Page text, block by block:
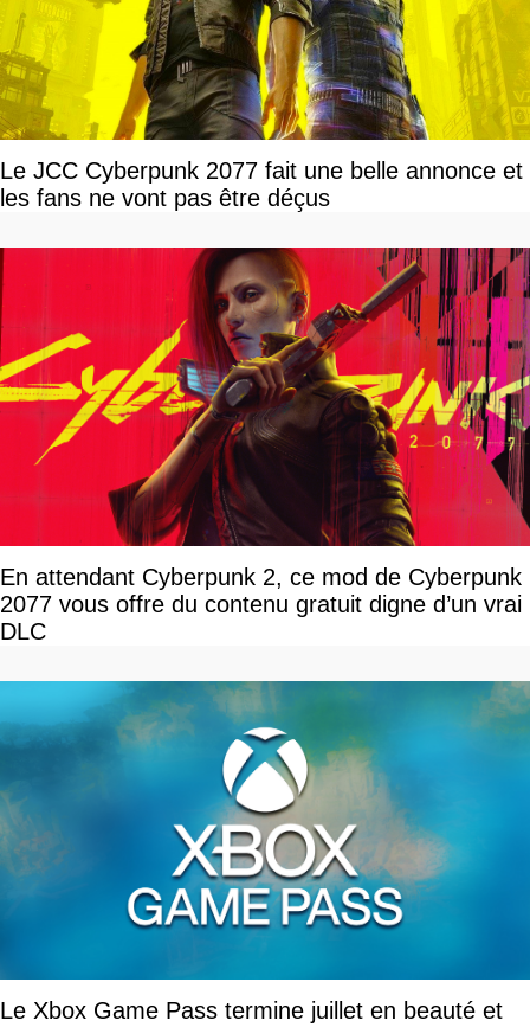
Le JCC Cyberpunk 2077 fait une belle annonce et
les fans ne vont pas être déçus
En attendant Cyberpunk 2, ce mod de Cyberpunk
2077 vous offre du contenu gratuit digne d’un vrai
DLC
Le Xbox Game Pass termine juillet en beauté et